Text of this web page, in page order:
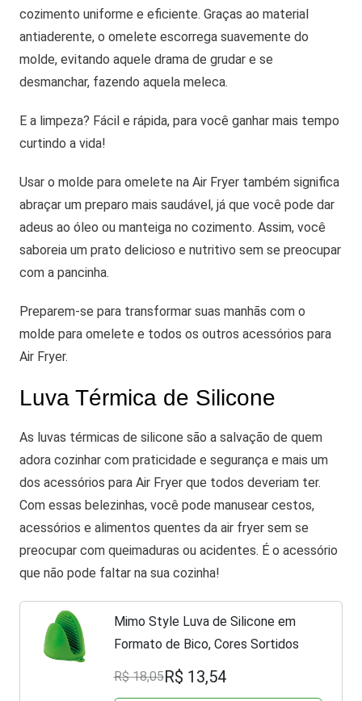
cozimento uniforme e eficiente. Graças ao material
antiaderente, o omelete escorrega suavemente do
molde, evitando aquele drama de grudar e se
desmanchar, fazendo aquela meleca.
E a limpeza? Fácil e rápida, para você ganhar mais tempo
curtindo a vida!
Usar o molde para omelete na Air Fryer também significa
abraçar um preparo mais saudável, já que você pode dar
adeus ao óleo ou manteiga no cozimento. Assim, você
saboreia um prato delicioso e nutritivo sem se preocupar
com a pancinha.
Preparem-se para transformar suas manhãs com o
molde para omelete e todos os outros acessórios para
Air Fryer.
Luva Térmica de Silicone
As luvas térmicas de silicone são a salvação de quem
adora cozinhar com praticidade e segurança e mais um
dos acessórios para Air Fryer que todos deveriam ter.
Com essas belezinhas, você pode manusear cestos,
acessórios e alimentos quentes da air fryer sem se
preocupar com queimaduras ou acidentes. É o acessório
que não pode faltar na sua cozinha!
Mimo Style Luva de Silicone em
Formato de Bico, Cores Sortidos
R$ 18,05R$ 13,54